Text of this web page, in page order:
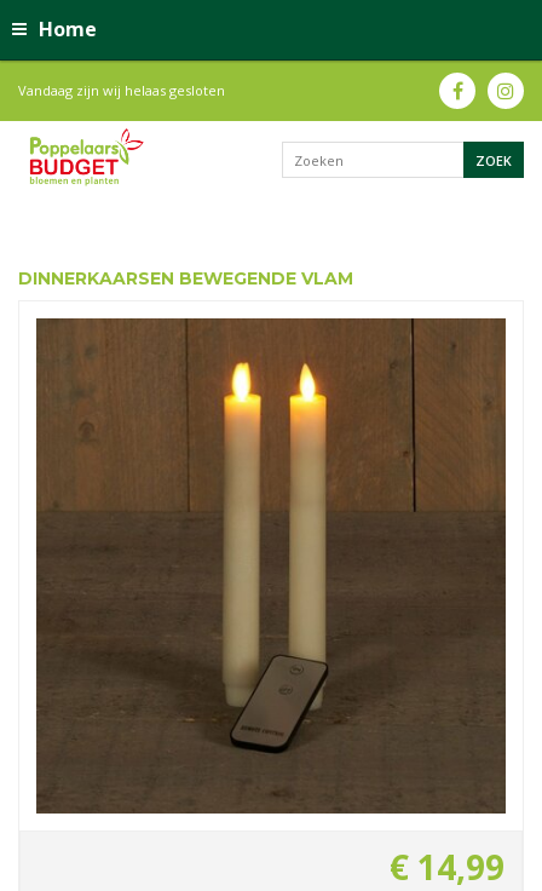
Home
Vandaag zijn wij helaas gesloten
DINNERKAARSEN BEWEGENDE VLAM
€ 14,99